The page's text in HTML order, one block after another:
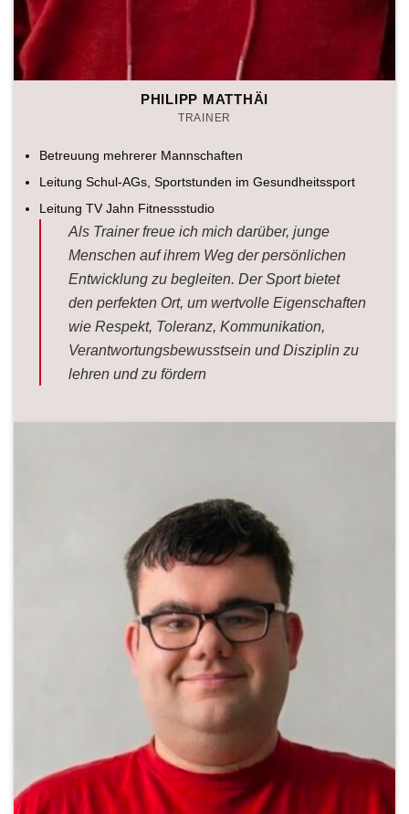
PHILIPP MATTHÄI
TRAINER
Betreuung mehrerer Mannschaften
Leitung Schul-AGs, Sportstunden im Gesundheitssport
Leitung TV Jahn Fitnessstudio
Als Trainer freue ich mich darüber, junge
Menschen auf ihrem Weg der persönlichen
Entwicklung zu begleiten. Der Sport bietet
den perfekten Ort, um wertvolle Eigenschaften
wie Respekt, Toleranz, Kommunikation,
Verantwortungsbewusstsein und Disziplin zu
lehren und zu fördern